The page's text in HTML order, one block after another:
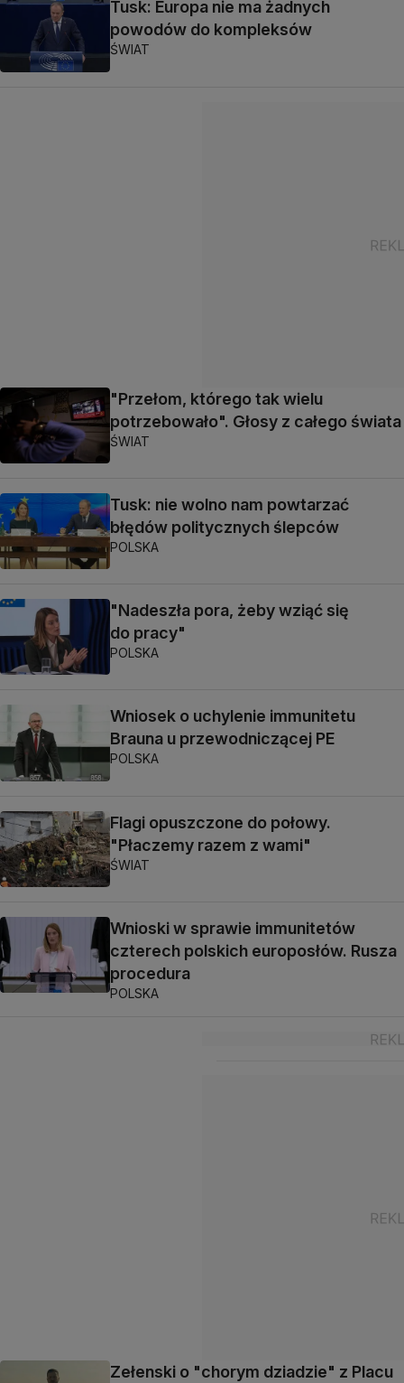
Tusk: Europa nie ma żadnych
powodów do kompleksów
ŚWIAT
"Przełom, którego tak wielu
potrzebowało". Głosy z całego świata
ŚWIAT
Tusk: nie wolno nam powtarzać
błędów politycznych ślepców
POLSKA
"Nadeszła pora, żeby wziąć się
do pracy"
POLSKA
Wniosek o uchylenie immunitetu
Brauna u przewodniczącej PE
POLSKA
Flagi opuszczone do połowy.
"Płaczemy razem z wami"
ŚWIAT
Wnioski w sprawie immunitetów
czterech polskich europosłów. Rusza
procedura
POLSKA
Zełenski o "chorym dziadzie" z Placu